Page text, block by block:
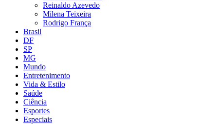
Reinaldo Azevedo
Milena Teixeira
Rodrigo França
Brasil
DF
SP
MG
Mundo
Entretenimento
Vida & Estilo
Saúde
Ciência
Esportes
Especiais